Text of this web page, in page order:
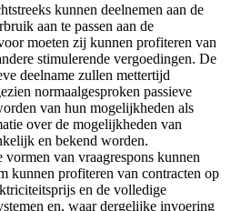
kunnen deelnemen aan de
aan te passen aan de
moeten zij kunnen profiteren van
stimulerende vergoedingen. De
deelname zullen mettertijd
normaalgesproken passieve
van hun mogelijkheden als
over de mogelijkheden van
en bekend worden.
vormen van vraagrespons kunnen
kunnen profiteren van contracten op
en de volledige
en, waar dergelijke invoering